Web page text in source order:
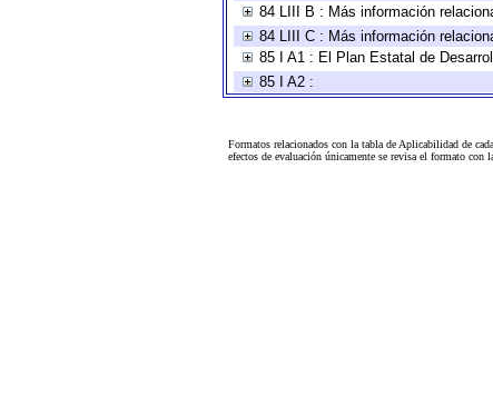
84 LIII B : Más información
84 LIII C : Más información
85 I A1 : El Plan Estatal de
85 I A2 :
Formatos relacionados con la tabla de Aplicabilidad de
efectos de evaluación únicamente se revisa el formato